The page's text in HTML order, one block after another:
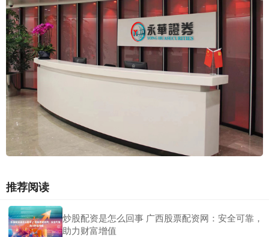
推荐阅读
炒股配资是怎么回事 广西股票配资网：安全可靠，
助力财富增值